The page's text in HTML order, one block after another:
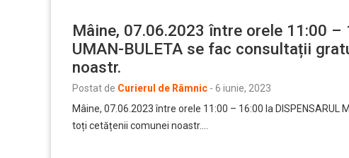
Mâine, 07.06.2023 între orele 11:00 –
UMAN-BULETA se fac consultații
noastr.
Postat de Curierul de Râmnic - 6 iunie, 2023
Mâine, 07.06.2023 între orele 11:00 – 16:00 la
toți cetățenii comunei noastr.…